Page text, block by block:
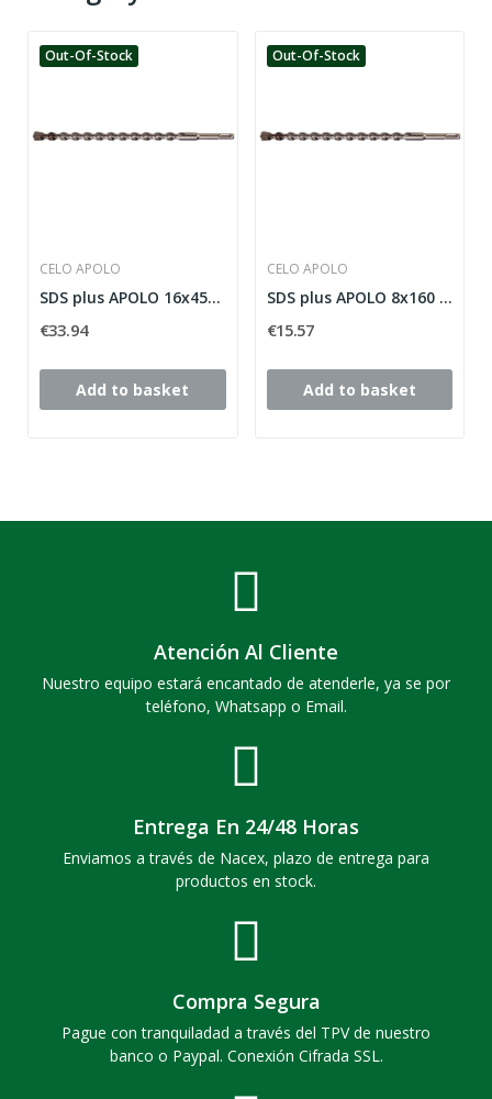
Out-Of-Stock
CELO APOLO
SDS plus APOLO 16x450 bit
€33.94
Add to basket
Out-Of-Stock
CELO APOLO
SDS plus APOLO 8x160 bit
€15.57
Add to basket
Atención Al Cliente
Nuestro equipo estará encantado de atenderle, ya se por
teléfono, Whatsapp o Email.
Entrega En 24/48 Horas
Enviamos a través de Nacex, plazo de entrega para
productos en stock.
Compra Segura
Pague con tranquiladad a través del TPV de nuestro
banco o Paypal. Conexión Cifrada SSL.